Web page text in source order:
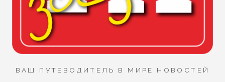
ВАШ ПУТЕВОДИТЕЛЬ В МИРЕ НОВОСТЕЙ